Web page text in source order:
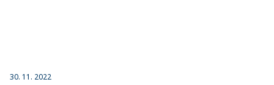
30. 11. 2022